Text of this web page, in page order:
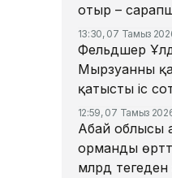
отыр –
13:30, 07 Тамыз
Фельдшер
Мырзуанның
қатысты іс
12:59, 07 Тамыз
Абай облысы
орманды
млрд